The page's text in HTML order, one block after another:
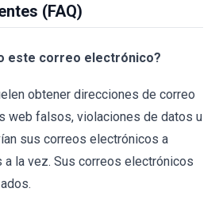
(FAQ)
este correo electrónico?
obtener direcciones de correo
web falsos, violaciones de datos u
sus correos electrónicos a
a la vez. Sus correos electrónicos